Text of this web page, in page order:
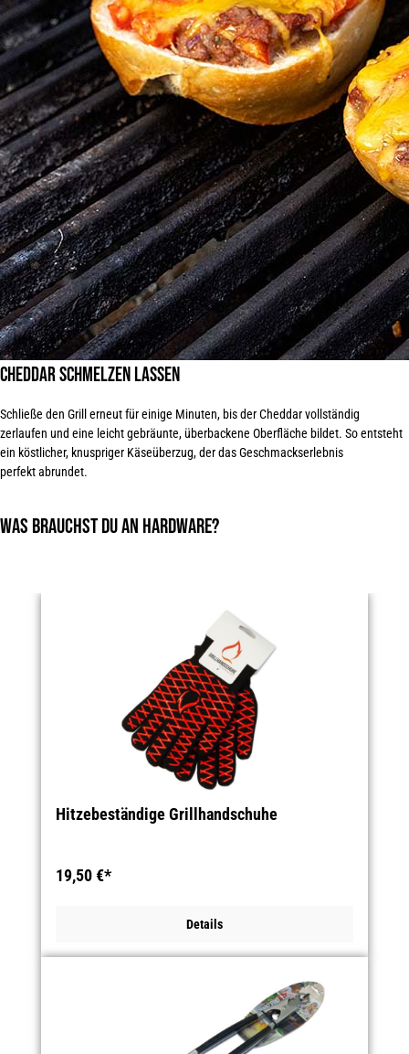
Cheddar schmelzen lassen
Schließe den Grill erneut für einige Minuten, bis der Cheddar vollständig
zerlaufen und eine leicht gebräunte, überbackene Oberfläche bildet. So entsteht
ein köstlicher, knuspriger Käseüberzug, der das Geschmackserlebnis
perfekt abrundet.
Was brauchst Du an Hardware?
Hitzebeständige Grillhandschuhe
19,50 €*
Details